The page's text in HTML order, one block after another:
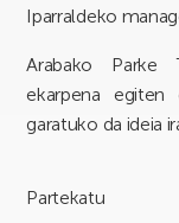
Iparraldeko
Arabako Parke
ekarpena
garatuko da ideia
Partekatu